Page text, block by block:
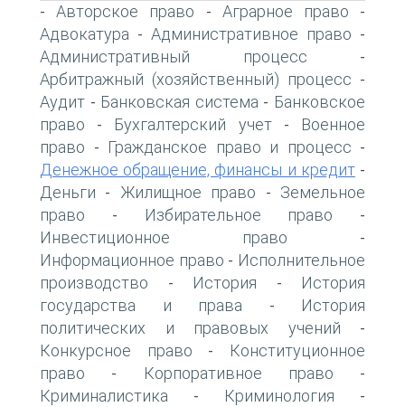
-Авторское право - Аграрное право -
Адвокатура - Административное право -
Административный процесс -
Арбитражный (хозяйственный) процесс -
Аудит - Банковская система - Банковское
право - Бухгалтерский учет-
Военное
право - Гражданское право и процесс -
Денежное обращение, финансы и кредит-
Деньги - Жилищное право - Земельное
право - Избирательное право -
Инвестиционное право -
Информационное право - Исполнительное
производство - История -
История
государства и права -
История
политических и правовых учений -
Конкурсное право -
Конституционное
право - Корпоративное право -
Криминалистика - Криминология -